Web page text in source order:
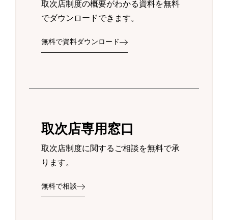
取次店制度の概要がわかる資料を無料
でダウンロードできます。
無料で資料ダウンロード
取次店専用窓口
取次店制度に関するご相談を無料で承
ります。
無料で相談